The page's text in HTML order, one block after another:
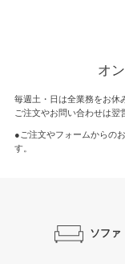
オ
毎週土・日は全業務をお休
ご注文やお問い合わせは翌
●ご注文やフォームからの
す。
ソファ